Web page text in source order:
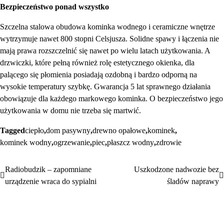
Bezpieczeństwo ponad wszystko
Szczelna stalowa obudowa kominka wodnego i ceramiczne wnętrze
wytrzymuje nawet 800 stopni Celsjusza. Solidne spawy i łączenia nie
mają prawa rozszczelnić się nawet po wielu latach użytkowania. A
drzwiczki, które pełną również rolę estetycznego okienka, dla
palącego się płomienia posiadają ozdobną i bardzo odporną na
wysokie temperatury szybkę. Gwarancja 5 lat sprawnego działania
obowiązuje dla każdego markowego kominka. O bezpieczeństwo jego
użytkowania w domu nie trzeba się martwić.
Taggedciepło,dom pasywny,drewno opałowe,kominek,
kominek wodny,ogrzewanie,piec,płaszcz wodny,zdrowie
Nawigacja
wpisu
Radiobudzik – zapomniane
urządzenie wraca do sypialni
Uszkodzone nadwozie bez
śladów naprawy